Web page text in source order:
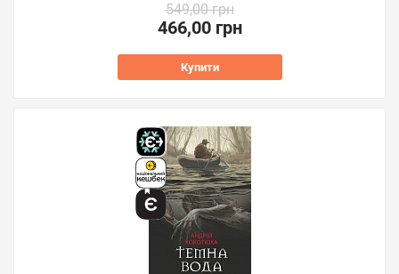
549,00 грн
466,00 грн
Купити